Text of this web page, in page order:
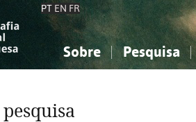
PT EN FR
Sobre Pesquisa
Ciências sociais...
Ciências sociais...